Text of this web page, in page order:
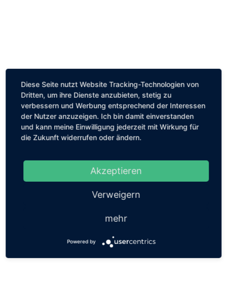
Diese Seite nutzt Website Tracking-Technologien von
Dritten, um ihre Dienste anzubieten, stetig zu
verbessern und Werbung entsprechend der Interessen
der Nutzer anzuzeigen. Ich bin damit einverstanden
und kann meine Einwilligung jederzeit mit Wirkung für
die Zukunft widerrufen oder ändern.
Akzeptieren
Verweigern
mehr
Powered by